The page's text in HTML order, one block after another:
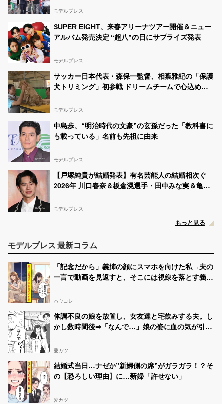
さよ🍀🧸 (求)固ツイRT
@saaayo_s_s34
RT@mopuu_u : 女子高生ミスコン2022がスタート☺️ こ
のツイートのRTと投票お願いします。 鍵垢、モデルプ
レスさんをフォローしないと無効になっちゃいます💦 期
間/8月18日～8月28日 皆さんの力貸してください💪 グラ
ンプリ取るぞー🔥🔥
さよ🍀🧸 (求)固ツイRT
@saaayo_s_s34
08/28 08:31:32
RT@pipi_kanaaa
三次審査 関東ｴﾘｱのかなぴです!! RT数が多いとｾﾐﾌｧｲﾅﾘｽ
@tr39283785まで🙇🏻‍♀️ 拡散よろしくお願いします‼️#女
子高生…
さよ🍀🧸 (求)固ツイRT
@saaayo_s_s34
RT@rinnnnn__27 : 女子高生ミスコン2022に参加してま
す このツイートのRT数が多いとセミファイナルになれ
ます💪🏻 ̖́- 期間は8/18〜8/28です 応援宜しくお願いしま
す‼️ 【このツイートをRTしてください🙇🏻‍♀️】
ミスコン
08/27 14:44:28
今日5時からミクチャで配信します🍀 来れる人は見に来
てね🧸#JCミスコン
さよ🍀🧸 (求)固ツイRT
@saaayo_s_s34
08/27 11:03:39
RT@shinstar060406
んでいただきました🙌🏻✨ そして第3次SNS審査がスタ
ート🐾 このツイートのRT数が多いとベスト100に選ばれ
セミファイナル審査に進めます❕ このツイートをリツイ
ートしてください！ 期間は8月28日21…
さよ🍀🧸 (求)固ツイRT
@saaayo_s_s34
た！ 🫶そして第3次SNS審査がスタート🫶 ツイートのRT
数が多いいとセミファイナル審査に進めます。 このツイ
ートのRTをお願いします 期間は9月4日までです！応援
お願いします ⚠️
モデルプレス
SUPER EIGHT、来春アリーナツアー開催＆ニュー
アルバム発売決定 “超八”の日にサプライズ発表
モデルプレス
サッカー日本代表・森保一監督、相葉雅紀の「保護
犬トリミング」初参戦 ドリームチームで心込めて
モデルプレス
中島歩、“明治時代の文豪”の玄孫だった「教科書に
も載っている」名前も先祖に由来
モデルプレス
【戸塚純貴が結婚発表】有名芸能人の結婚相次ぐ
2026年 川口春奈＆板倉滉選手・田中みな実＆亀梨
モデルプレス
もっと見る
モデルプレス 最新コラム
「記念だから」義姉の顔にスマホを向けた私→夫の
一言で動画を見返すと、そこには視線を落とす義姉
ハウコレ
体調不良の娘を放置し、女友達と宅飲みする夫。し
かし数時間後⇒「なんで…」娘の姿に血の気が引い
愛カツ
結婚式当日…ナゼか”新婦側の席”がガラガラ！？そ
の【恐ろしい理由】に…新婦「許せない」
愛カツ